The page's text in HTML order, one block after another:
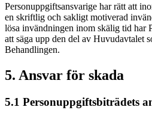
Personuppgiftsansvarige har rätt att
en skriftlig och sakligt motiverad
lösa invändningen inom skälig tid har
att säga upp den del av Huvudavtalet
Behandlingen.
5. Ansvar för skada
5.1 Personuppgiftsbiträdets